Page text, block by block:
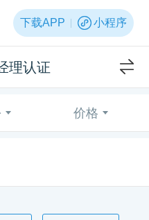
下载APP 小程序
理认证
价格